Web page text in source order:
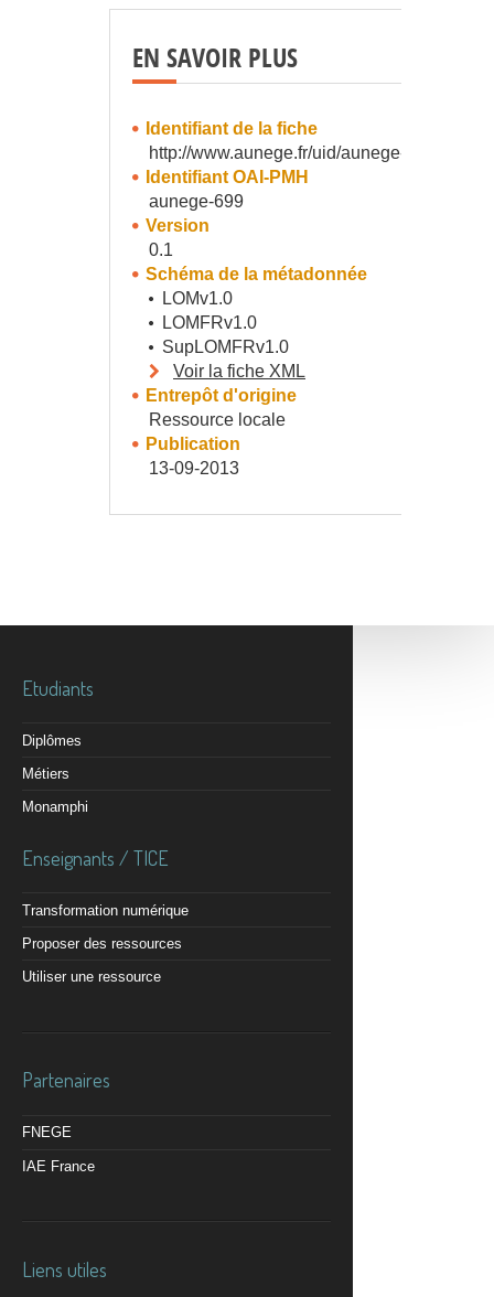
EN SAVOIR PLUS
Identifiant de la fiche
http://www.aunege.fr/uid/aunege-699
Identifiant OAI-PMH
aunege-699
Version
0.1
Schéma de la métadonnée
LOMv1.0
LOMFRv1.0
SupLOMFRv1.0
Voir la fiche XML
Entrepôt d'origine
Ressource locale
Publication
13-09-2013
Etudiants
Diplômes
Métiers
Monamphi
Enseignants / TICE
Transformation numérique
Proposer des ressources
Utiliser une ressource
Partenaires
FNEGE
IAE France
Liens utiles